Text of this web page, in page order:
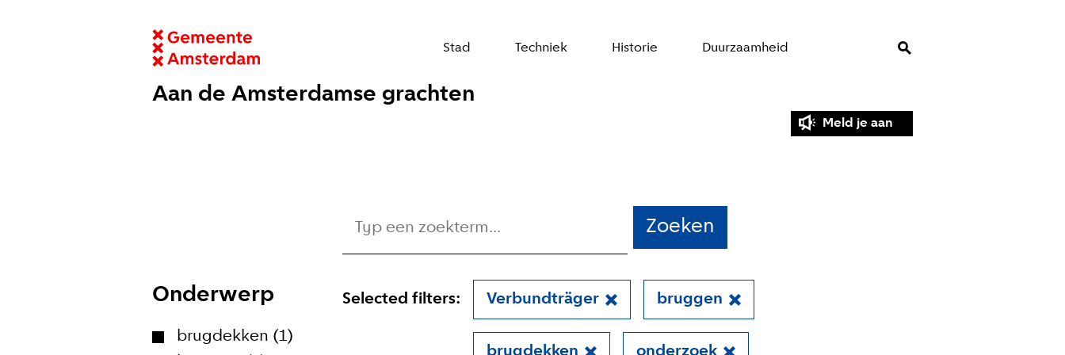
Aan de Amsterdamse grachten
Stad Techniek Historie Duurzaamheid
Meld je aan
Zoeken
Onderwerp
brugdekken (1)
Selected filters: Verbundträger bruggen
brugdekken onderzoek